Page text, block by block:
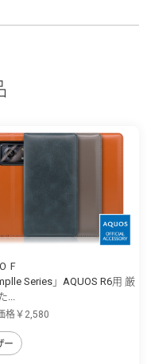
Ｆ
Series」AQUOS R6用 厳
...
格￥2,580
ー